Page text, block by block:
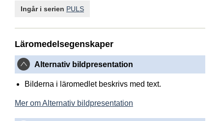
Ingår i serien PULS
Läromedelsegenskaper
Alternativ bildpresentation
Bilderna i läromedlet beskrivs med text.
Mer om Alternativ bildpresentation